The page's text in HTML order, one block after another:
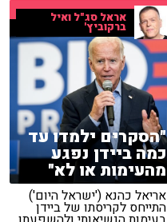
אראל סג"ל ואיל
ברקוביץ'
"הסקרים ילמדו עד
כמה ביידן נפגע
מהעימות או לא"
אריאל כהנא ('ישראל היום')
התייחס לקריסתו של ביידן